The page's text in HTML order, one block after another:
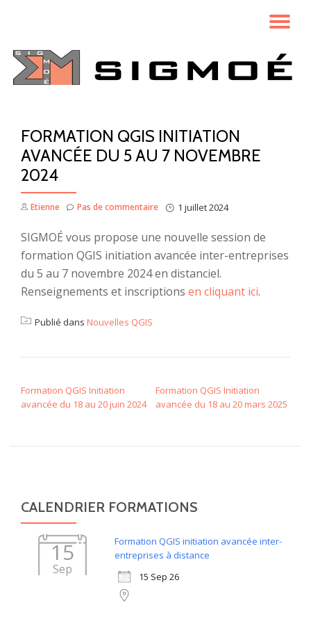
contenu
LA
FORMATION QGIS INITIATION
AVANCÉE DU 5 AU 7 NOVEMBRE
2024
Etienne 1 juillet 2024
Pas de commentaire
SIGMOÉ vous propose une nouvelle session de
formation QGIS initiation avancée inter-entreprises
du 5 au 7 novembre 2024 en distanciel.
Renseignements et inscriptions en cliquant ici.
Publié dans Nouvelles QGIS
Formation QGIS Initiation
avancée du 18 au 20 juin 2024
Formation QGIS Initiation
avancée du 18 au 20 mars 2025
CALENDRIER FORMATIONS
15
Sep
Formation QGIS initiation avancée inter-
entreprises à distance
15 Sep 26